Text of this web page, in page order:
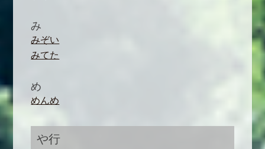
み
みぞい
みてた
め
めんめ
や行